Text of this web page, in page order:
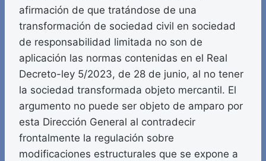
afirmación de que tratándose de una
transformación de sociedad civil en sociedad
de responsabilidad limitada no son de
aplicación las normas contenidas en el Real
Decreto-ley 5/2023, de 28 de junio, al no tener
la sociedad transformada objeto mercantil. El
argumento no puede ser objeto de amparo por
esta Dirección General al contradecir
frontalmente la regulación sobre
modificaciones estructurales que se expone a